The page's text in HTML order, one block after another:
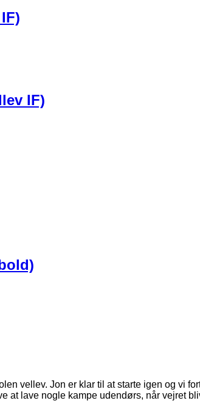
IF)
vellev. Jon er klar til at starte igen og vi
at lave nogle kampe udendørs, når vejret